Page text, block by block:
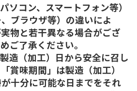
ソコン、スマートフォン等）
ブラウザ等）の違いによ
物と若干異なる場合がござ
ご了承ください。
造（加工）日から安全に召し
賞味期間」は製造（加工）
十分に可能な日までをそれ